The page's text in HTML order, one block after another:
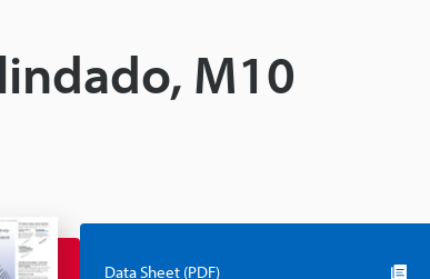
M10
Data Sheet (PDF)